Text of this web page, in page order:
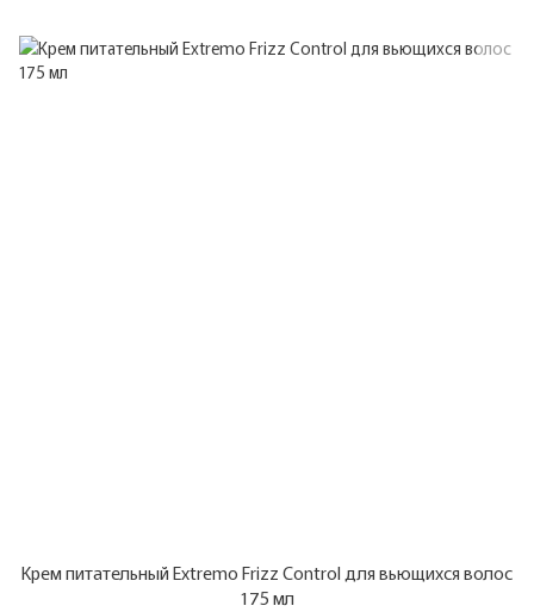
Крем питательный Extremo Frizz Control для вьющихся волос
175 мл